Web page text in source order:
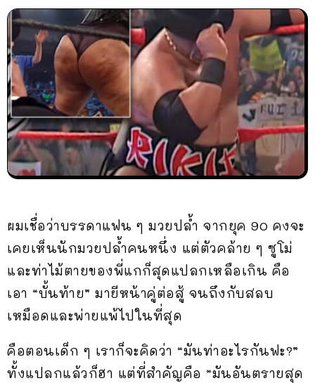
ผมเชื่อว่าบรรดาแฟน ๆ มวยปล้ำ จากยุค 90 คงจะ
เคยเห็นนักมวยปล้ำคนหนึ่ง แต่ตัวคล้าย ๆ ซูโม่
และท่าไม้ตายของพี่แกก็สุดแปลกเหลือเกิน คือ
เอา “บั้นท้าย” มายีหน้าคู่ต่อสู้ จนถึงกับสลบ
เหมือดและพ่ายแพ้ไปในที่สุด
คือตอนเด็ก ๆ เราก็จะคิดว่า “มันท่าอะไรกันฟะ?”
ทั้งแปลกแล้วก็ฮา แต่ที่สำคัญคือ “มันอันตรายสุด